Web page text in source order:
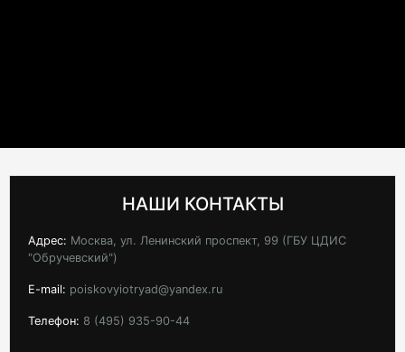
НАШИ КОНТАКТЫ
Адрес: Москва, ул. Ленинский проспект, 99 (ГБУ ЦДИС
"Обручевский")
E-mail: poiskovyiotryad@yandex.ru
Телефон: 8 (495) 935-90-44